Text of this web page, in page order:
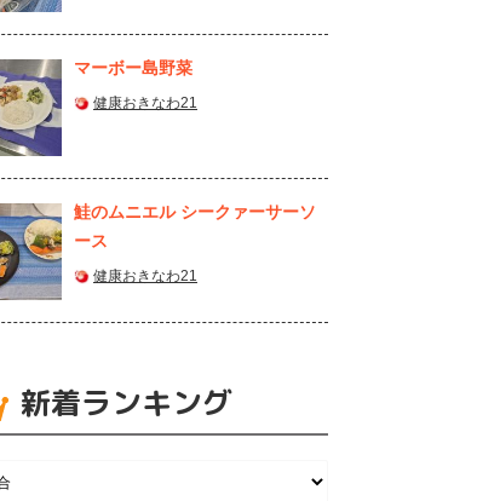
マーボー島野菜
健康おきなわ21
鮭のムニエル シークァーサーソ
ース
健康おきなわ21
新着ランキング